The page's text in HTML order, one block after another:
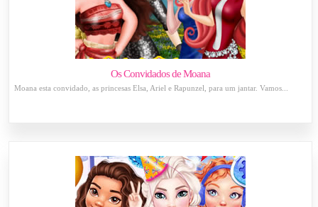
Os Convidados de Moana
Moana esta convidado, as princesas Elsa, Ariel e Rapunzel, para um jantar. Vamos...